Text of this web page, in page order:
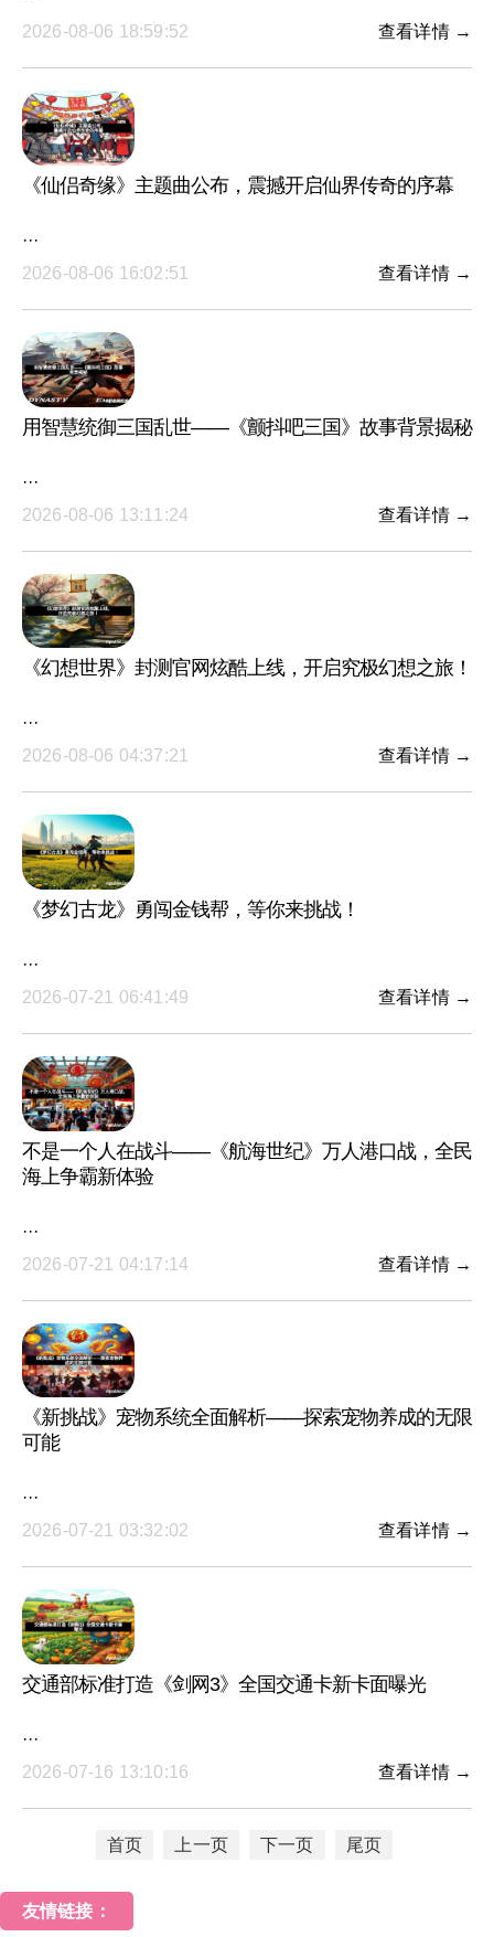
2026-08-06 18:59:52
查看详情 →
《仙侣奇缘》主题曲公布，震撼开启仙界传奇的序幕
···
2026-08-06 16:02:51
查看详情 →
用智慧统御三国乱世——《颤抖吧三国》故事背景揭秘
···
2026-08-06 13:11:24
查看详情 →
《幻想世界》封测官网炫酷上线，开启究极幻想之旅！
···
2026-08-06 04:37:21
查看详情 →
《梦幻古龙》勇闯金钱帮，等你来挑战！
···
2026-07-21 06:41:49
查看详情 →
不是一个人在战斗——《航海世纪》万人港口战，全民
海上争霸新体验
···
2026-07-21 04:17:14
查看详情 →
《新挑战》宠物系统全面解析——探索宠物养成的无限
可能
···
2026-07-21 03:32:02
查看详情 →
交通部标准打造《剑网3》全国交通卡新卡面曝光
···
2026-07-16 13:10:16
查看详情 →
首页 上一页 下一页 尾页
友情链接：